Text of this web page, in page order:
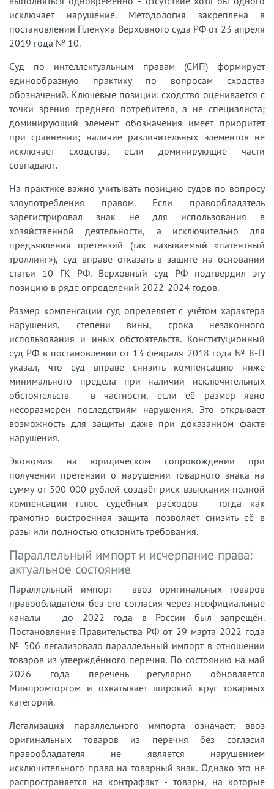
исключает нарушение. Методология закреплена в
постановлении Пленума Верховного суда РФ от 23 апреля
2019 года № 10.
Суд по интеллектуальным правам (СИП) формирует
единообразную практику по вопросам сходства
обозначений. Ключевые позиции: сходство оценивается с
точки зрения среднего потребителя, а не специалиста;
доминирующий элемент обозначения имеет приоритет
при сравнении; наличие различительных элементов не
исключает сходства, если доминирующие части
совпадают.
На практике важно учитывать позицию судов по вопросу
злоупотребления правом. Если правообладатель
зарегистрировал знак не для использования в
хозяйственной деятельности, а исключительно для
предъявления претензий (так называемый «патентный
троллинг»), суд вправе отказать в защите на основании
статьи 10 ГК РФ. Верховный суд РФ подтвердил эту
позицию в ряде определений 2022-2024 годов.
Размер компенсации суд определяет с учётом характера
нарушения, степени вины, срока незаконного
использования и иных обстоятельств. Конституционный
суд РФ в постановлении от 13 февраля 2018 года № 8-П
указал, что суд вправе снизить компенсацию ниже
минимального предела при наличии исключительных
обстоятельств - в частности, если её размер явно
несоразмерен последствиям нарушения. Это открывает
возможность для защиты даже при доказанном факте
нарушения.
Экономия на юридическом сопровождении при
получении претензии о нарушении товарного знака на
сумму от 500 000 рублей создаёт риск взыскания полной
компенсации плюс судебных расходов - тогда как
грамотно выстроенная защита позволяет снизить её в
разы или полностью отклонить требования.
Параллельный импорт и исчерпание права:
актуальное состояние
Параллельный импорт - ввоз оригинальных товаров
правообладателя без его согласия через неофициальные
каналы - до 2022 года в России был запрещён.
Постановление Правительства РФ от 29 марта 2022 года
№ 506 легализовало параллельный импорт в отношении
товаров из утверждённого перечня. По состоянию на май
2026 года перечень регулярно обновляется
Минпромторгом и охватывает широкий круг товарных
категорий.
Легализация параллельного импорта означает: ввоз
оригинальных товаров из перечня без согласия
правообладателя не является нарушением
исключительного права на товарный знак. Однако это не
распространяется на контрафакт - товары, на которые